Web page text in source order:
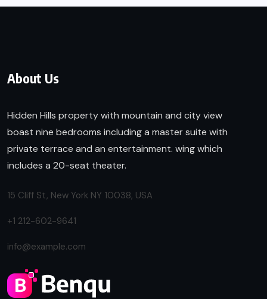
About Us
Hidden Hills property with mountain and city view
boast nine bedrooms including a master suite with
private terrace and an entertainment. wing which
includes a 20-seat theater.
15 Cliff St, New York NY 10038, USA
+1 212-602-9641
info@example.com